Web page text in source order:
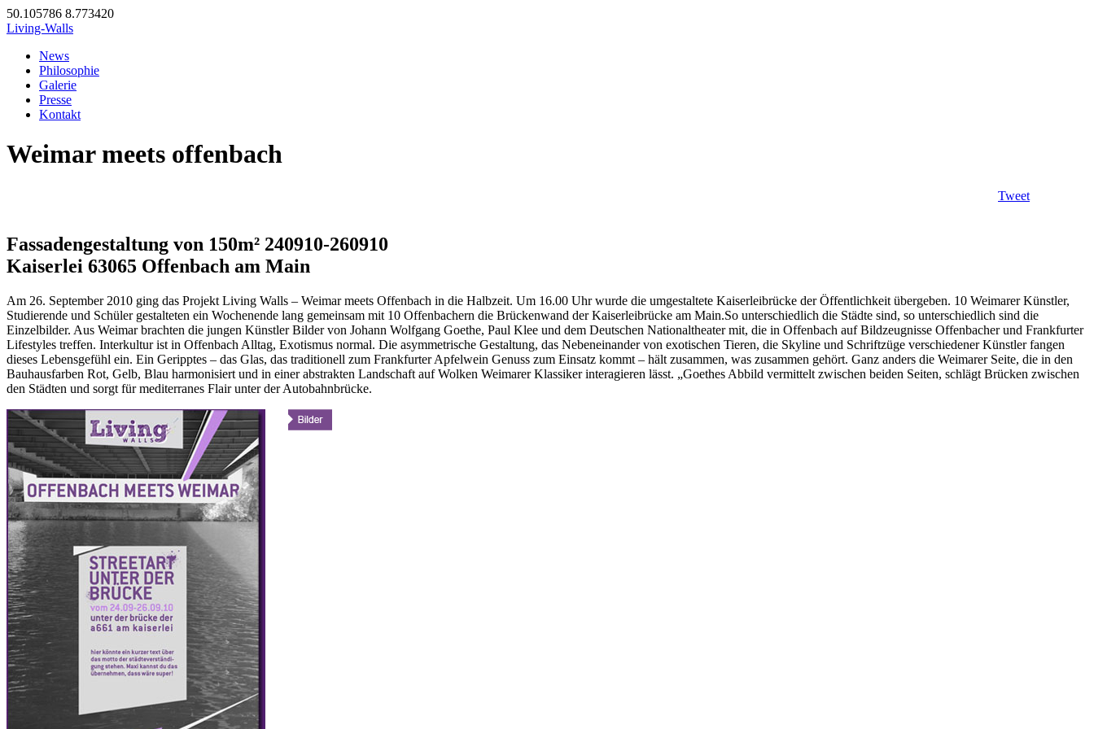
50.105786 8.773420
Living-Walls
News
Philosophie
Galerie
Presse
Kontakt
Weimar meets offenbach
Tweet
Fassadengestaltung von 150m² 240910-260910
Kaiserlei 63065 Offenbach am Main
Am 26. September 2010 ging das Projekt Living Walls – Weimar meets Offenbach in die Halbzeit. Um 16.00 Uhr wurde die umgestaltete Kaiserleibrücke der Öffentlichkeit übergeben. 10 Weimarer Künstler,
Studierende und Schüler gestalteten ein Wochenende lang gemeinsam mit 10 Offenbachern die Brückenwand der Kaiserleibrücke am Main.So unterschiedlich die Städte sind, so unterschiedlich sind die
Einzelbilder. Aus Weimar brachten die jungen Künstler Bilder von Johann Wolfgang Goethe, Paul Klee und dem Deutschen Nationaltheater mit, die in Offenbach auf Bildzeugnisse Offenbacher und Frankfurter
Lifestyles treffen. Interkultur ist in Offenbach Alltag, Exotismus normal. Die asymmetrische Gestaltung, das Nebeneinander von exotischen Tieren, die Skyline und Schriftzüge verschiedener Künstler fangen
dieses Lebensgefühl ein. Ein Geripptes – das Glas, das traditionell zum Frankfurter Apfelwein Genuss zum Einsatz kommt – hält zusammen, was zusammen gehört. Ganz anders die Weimarer Seite, die in den
Bauhausfarben Rot, Gelb, Blau harmonisiert und in einer abstrakten Landschaft auf Wolken Weimarer Klassiker interagieren lässt. „Goethes Abbild vermittelt zwischen beiden Seiten, schlägt Brücken zwischen
den Städten und sorgt für mediterranes Flair unter der Autobahnbrücke.